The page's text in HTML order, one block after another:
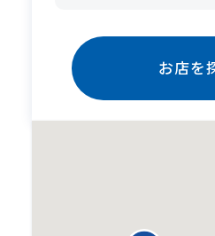
お店を